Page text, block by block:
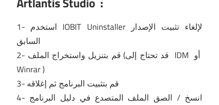
IOBIT Uninstaller لإلغاء تثبيت الإصدار
IDM
Winrar)
3- قم بتثبيت البرنامج ثم إغلاقه
4- انسخ / الصق الملف المتصدع في دليل البرنامج